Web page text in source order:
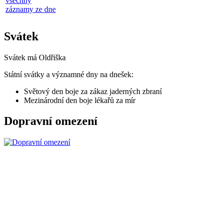
záznamy ze dne
Svátek
Svátek má Oldřiška
Státní svátky a významné dny na dnešek:
Světový den boje za zákaz jaderných zbraní
Mezinárodní den boje lékařů za mír
Dopravní omezení